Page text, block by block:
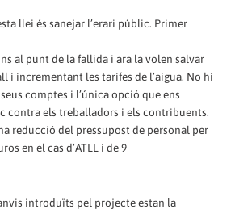
llei és sanejar l’erari públic. Primer
al punt de la fallida i ara la volen salvar
i incrementant les tarifes de l’aigua. No hi
comptes i l’única opció que ens
contra els treballadors i els contribuents.
reducció del pressupost de personal per
en el cas d’ATLL i de 9
introduïts pel projecte estan la